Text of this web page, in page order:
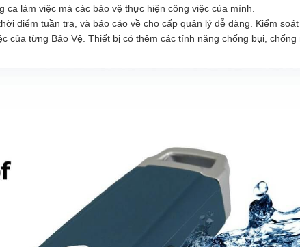
ca làm việc mà các bảo vệ thực hiện công việc của mình.
điểm tuần tra, và báo cáo về cho cấp quản lý đễ dàng. Kiểm
của từng Bảo Vệ. Thiết bị có thêm các tính năng chống bụi, chống